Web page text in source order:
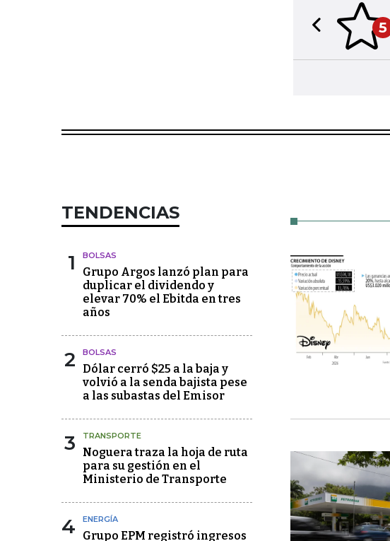
5
Previous slide
TENDENCIAS
1 BOLSAS
Grupo Argos lanzó plan para
duplicar el dividendo y
elevar 70% el Ebitda en tres
años
2 BOLSAS
Dólar cerró $25 a la baja y
volvió a la senda bajista pese
a las subastas del Emisor
3 TRANSPORTE
Noguera traza la hoja de ruta
para su gestión en el
Ministerio de Transporte
4 ENERGÍA
Grupo EPM registró ingresos